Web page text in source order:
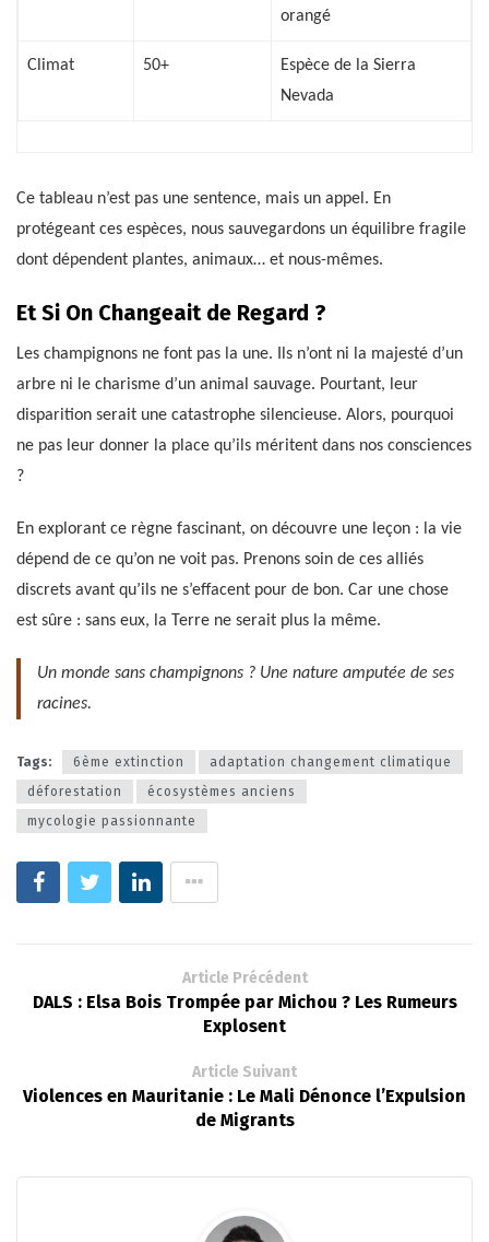
orangé
Climat 50+
Espèce de la Sierra
Nevada
Ce tableau n’est pas une sentence, mais un appel. En
protégeant ces espèces, nous sauvegardons un équilibre fragile
dont dépendent plantes, animaux… et nous-mêmes.
Et Si On Changeait de Regard ?
Les champignons ne font pas la une. Ils n’ont ni la majesté d’un
arbre ni le charisme d’un animal sauvage. Pourtant, leur
disparition serait une catastrophe silencieuse. Alors, pourquoi
ne pas leur donner la place qu’ils méritent dans nos consciences
?
En explorant ce règne fascinant, on découvre une leçon : la vie
dépend de ce qu’on ne voit pas. Prenons soin de ces alliés
discrets avant qu’ils ne s’effacent pour de bon. Car une chose
est sûre : sans eux, la Terre ne serait plus la même.
Un monde sans champignons ? Une nature amputée de ses
racines.
Tags: 6ème extinction
adaptation changement climatique
déforestation
écosystèmes anciens
mycologie passionnante
Article Précédent
DALS : Elsa Bois Trompée par Michou ? Les Rumeurs
Explosent
Article Suivant
Violences en Mauritanie : Le Mali Dénonce l’Expulsion
de Migrants